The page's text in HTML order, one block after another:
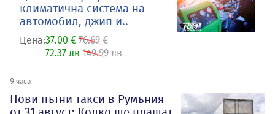
климатична система на
автомобил, джип и..
Цена:37.00 € 76.69 €
72.37 лв 149.99 лв
9 часа
Нови пътни такси в Румъния